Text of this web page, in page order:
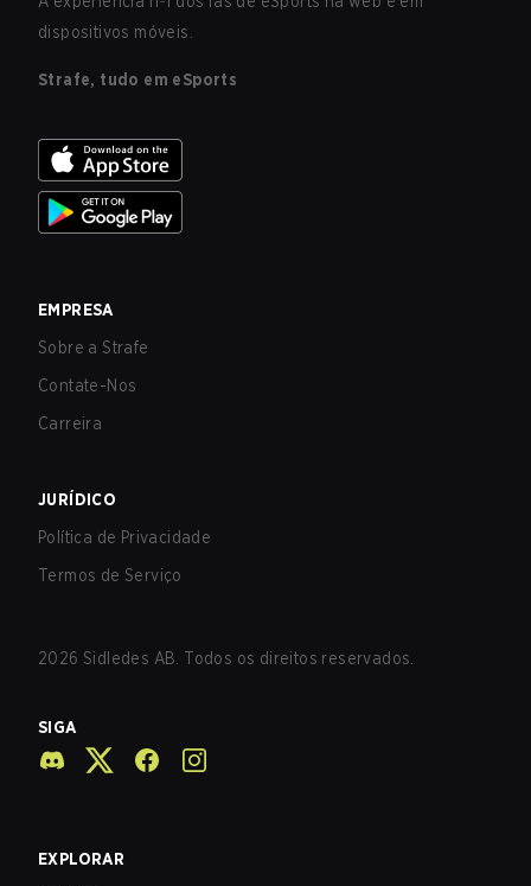
dispositivos móveis.
Strafe, tudo em eSports
EMPRESA
Sobre a Strafe
Contate-Nos
Carreira
JURÍDICO
Política de Privacidade
Termos de Serviço
2026 Sidledes AB. Todos os direitos reservados.
SIGA
EXPLORAR